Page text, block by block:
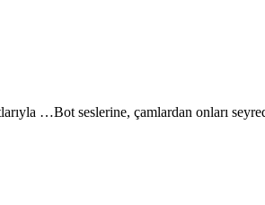
…Bot seslerine, çamlardan onları